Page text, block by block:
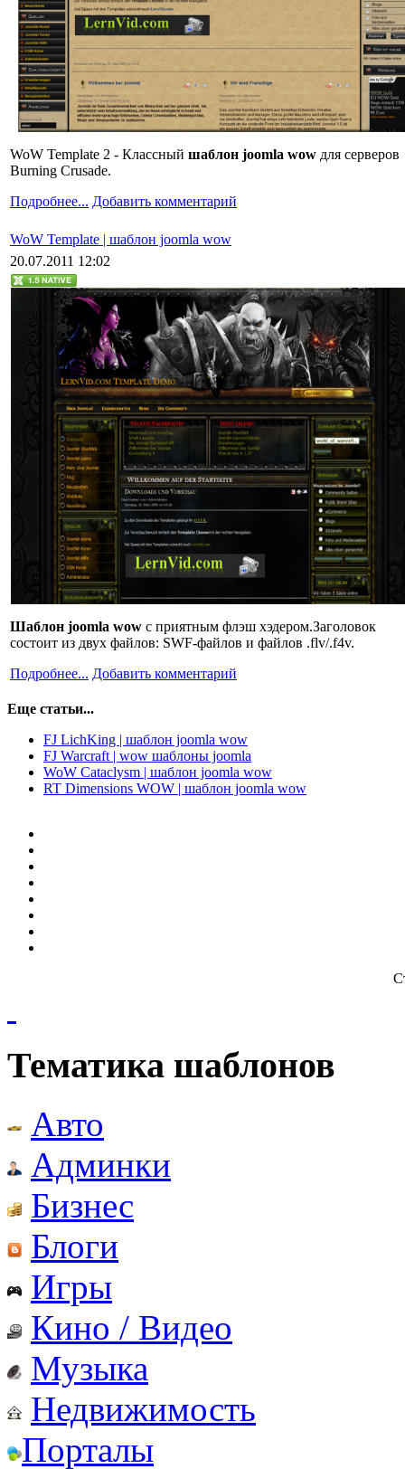
WoW Template 2 - Классный шаблон joomla wow для серверов
Burning Crusade.
Подробнее... Добавить комментарий
WoW Template | шаблон joomla wow
20.07.2011 12:02
Шаблон joomla wow с приятным флэш хэдером.Заголовок
состоит из двух файлов: SWF-файлов и файлов .flv/.f4v.
Подробнее... Добавить комментарий
Еще статьи...
FJ LichKing | шаблон joomla wow
FJ Warcraft | wow шаблоны joomla
WoW Cataclysm | шаблон joomla wow
RT Dimensions WOW | шаблон joomla wow
Тематика шаблонов
Авто
Админки
Бизнес
Блоги
Игры
Кино / Видео
Музыка
Недвижимость
Порталы